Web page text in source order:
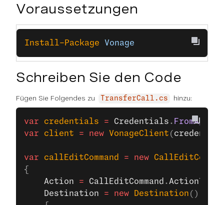
Voraussetzungen
Install-Package Vonage
Schreiben Sie den Code
Fügen Sie Folgendes zu TransferCall.cs hinzu:
var credentials = Credentials .
var client = new VonageClient (
var callEditCommand = new
{
    Action
= CallEditCommand . ActionType
    Destination
= new Destination ()